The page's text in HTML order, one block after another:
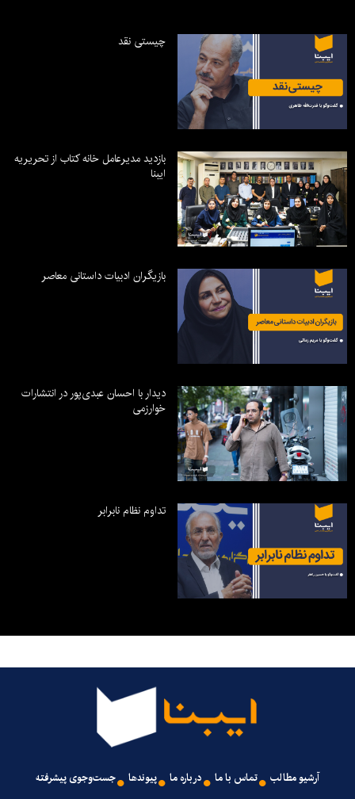
چیستی نقد
بازدید مدیرعامل خانه کتاب از تحریریه
ایبنا
بازیگران ادبیات داستانی معاصر
دیدار با احسان عبدی‌پور در انتشارات
خوارزمی
تداوم نظام نابرابر
آرشیو مطالب تماس با ما درباره ما پیوندها جست‌وجوی پیشرفته